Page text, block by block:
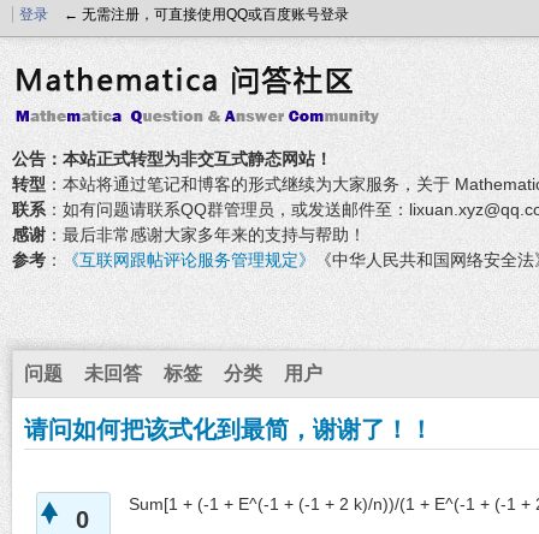
登录 ← 无需注册，可直接使用QQ或百度账号登录
公告：本站正式转型为非交互式静态网站！
转型 ：本站将通过笔记和博客的形式继续为大家服务，关于
联系 ：如有问题请联系QQ群管理员，或发送邮件至：
感谢 ：最后非常感谢大家多年来的支持与帮助！
参考 ： 《互联网跟帖评论服务管理规定》 《中华人民共和国网络安全
问题 未回答 标签 分类 用户
请问如何把该式化到最简，谢谢了！！
0
Sum[1 + (-1 + E^(-1 + (-1 + 2 k)/n))/(1 + E^(-1 + (-1 +